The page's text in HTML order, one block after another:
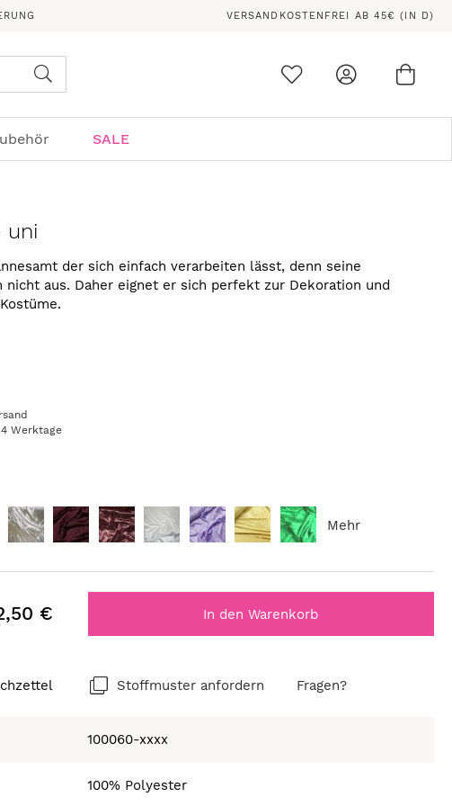
VERSANDKOSTENFREI AB 45€ (IN D)
SALE
uni
der sich einfach verarbeiten lässt, denn seine
nicht aus. Daher eignet er sich perfekt zur Dekoration und
4 Werktage
Mehr
€ In den Warenkorb
Stoffmuster anfordern Fragen?
100060-xxxx
100% Polyester